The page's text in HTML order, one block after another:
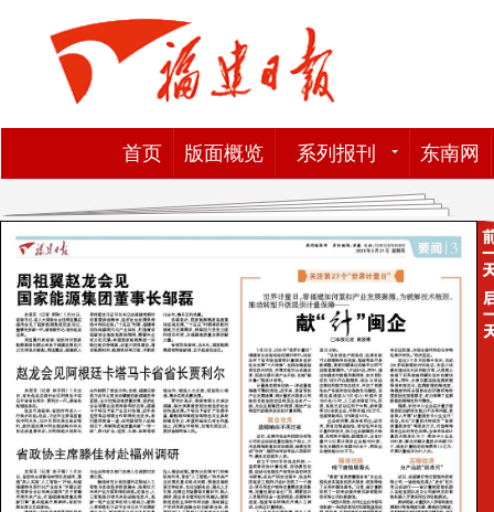
首页 版面概览 系列报刊 东南网